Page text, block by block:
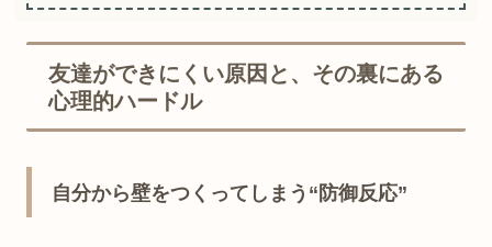
友達ができにくい原因と、その裏にある
心理的ハードル
自分から壁をつくってしまう“防御反応”